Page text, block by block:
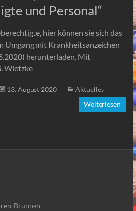
und Personal“
hier können sie sich das
Umgang mit Krankheitsanzeichen
herunterladen. Mit
Wietzke
13. August 2020
Aktuelles
Weiterlesen
Brunnen